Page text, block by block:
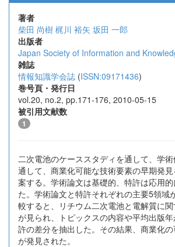
著者
柴田 尚樹 梶川 裕矢 坂田 一郎
出版者
Japan Society of Information and
雑誌
情報知識学会誌 (ISSN:09171436)
巻号頁・発行日
vol.20, no.2, pp.171-176, 2010-05-15
被引用文献数
1
二次電池のケーススタディを通して、学
通して、商業化可能な技術要素の早期発
案する。学術論文は基礎的、特許は応用
た。学術論文と特許それぞれの主要5領域
較すると、リチウム二次電池と電解質に
が見られ、トピックスの内容や平均出版
許の差分を抽出した。その結果、商業化
が発見された。